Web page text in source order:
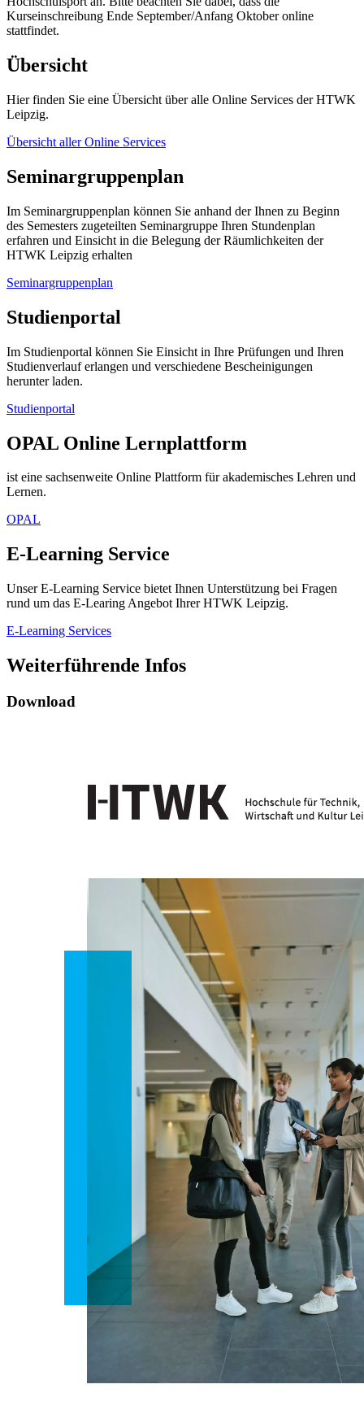
Kurseinschreibung Ende September/Anfang Oktober online
stattfindet.
Übersicht
Hier finden Sie eine Übersicht über alle Online Services der HTWK
Leipzig.
Übersicht aller Online Services
Seminargruppenplan
Im Seminargruppenplan können Sie anhand der Ihnen zu Beginn
des Semesters zugeteilten Seminargruppe Ihren Stundenplan
erfahren und Einsicht in die Belegung der Räumlichkeiten der
HTWK Leipzig erhalten
Seminargruppenplan
Studienportal
Im Studienportal können Sie Einsicht in Ihre Prüfungen und Ihren
Studienverlauf erlangen und verschiedene Bescheinigungen
herunter laden.
Studienportal
OPAL Online Lernplattform
ist eine sachsenweite Online Plattform für akademisches Lehren und
Lernen.
OPAL
E-Learning Service
Unser E-Learning Service bietet Ihnen Unterstützung bei Fragen
rund um das E-Learing Angebot Ihrer HTWK Leipzig.
E-Learning Services
Weiterführende Infos
Download